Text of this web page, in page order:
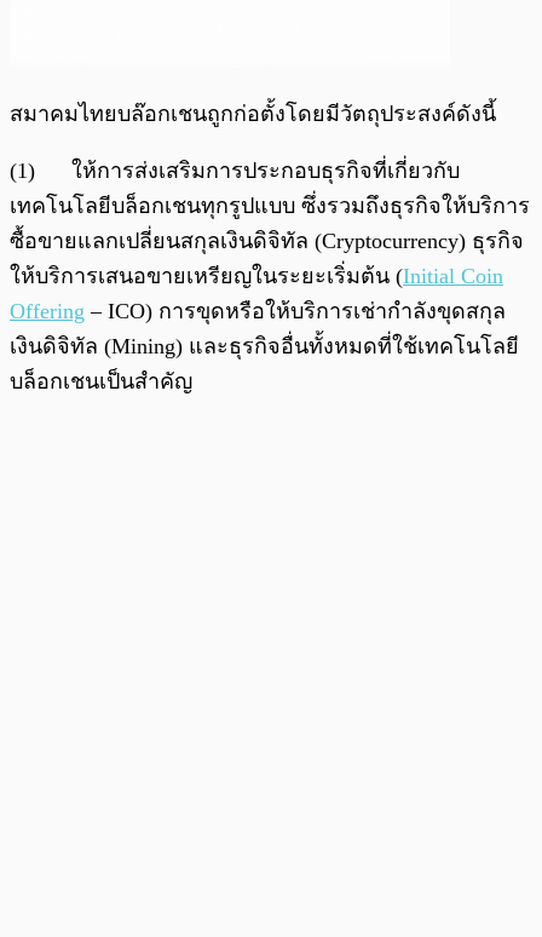
สมาคมไทยบล๊อกเชนถูกก่อตั้งโดยมีวัตถุประสงค์ดังนี้
(1) ให้การส่งเสริมการประกอบธุรกิจที่เกี่ยวกับ
เทคโนโลยีบล็อกเชนทุกรูปแบบ ซึ่งรวมถึงธุรกิจให้บริการ
ซื้อขายแลกเปลี่ยนสกุลเงินดิจิทัล (Cryptocurrency) ธุรกิจ
ให้บริการเสนอขายเหรียญในระยะเริ่มต้น (Initial Coin
Offering – ICO) การขุดหรือให้บริการเช่ากำลังขุดสกุล
เงินดิจิทัล (Mining) และธุรกิจอื่นทั้งหมดที่ใช้เทคโนโลยี
บล็อกเชนเป็นสำคัญ